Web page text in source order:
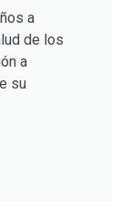
a
de los
a
su